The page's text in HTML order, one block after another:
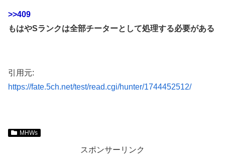
>>409
もはやSランクは全部チーターとして処理する必要がある
引用元:
https://fate.5ch.net/test/read.cgi/hunter/1744452512/
MHWs
スポンサーリンク